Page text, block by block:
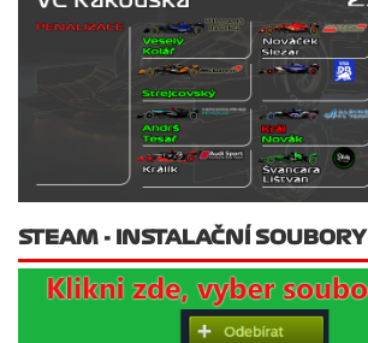
STEAM - INSTALAČNÍ SOUBORY